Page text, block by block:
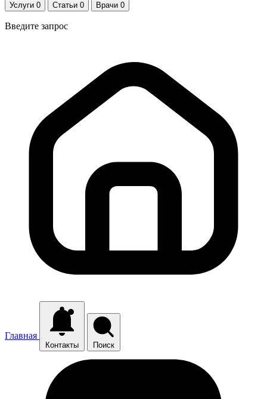
Услуги 0 Статьи 0 Врачи 0
Введите запрос
Главная
Контакты Поиск